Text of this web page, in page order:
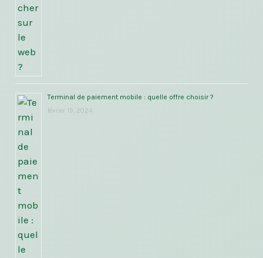
Terminal de paiement mobile : quelle offre choisir ?
février 19, 2024